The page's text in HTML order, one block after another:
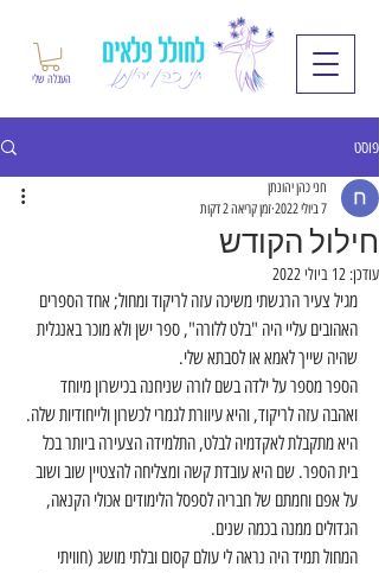
העגלה שלי
פוסט
חילול הקודש
חני כהן יהונתן
7 ביולי 2022
זמן קריאה 2 דקות
עודכן: 12 ביולי 2022
מגיל צעיר הרגשתי משיכה עזה לריקוד ומחול; אחד הספרים
האהובים עליי היה "בלט ללורה", ספר ישן ולא מוכר באנגלית
שהיה שייך לאמא או לסבתא שלי.
הספר מספר על ילדה בשם לורה שניחנה בכישרון מיוחד
ואהבה עזה לריקוד, והיא עיוורת לגמרי לכשרון ולייחודיות שלה.
היא מתקבלת לאקדמיה לבלט, התלמידה הצעירה ביותר בכל
בית הספר. שם היא עובדת קשה ומצליחה להצטיין שוב ושוב
על אפם וחמתם של חבריה לספסל הלימודים אכולי הקנאה,
הגדולים ממנה בכמה שנים.
המחול תמיד היה נראה לי עולם קסום ובלתי מושג (חוויתי